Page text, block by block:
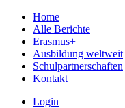
Home
Alle Berichte
Erasmus+
Ausbildung weltweit
Schulpartnerschaften
Kontakt
Login